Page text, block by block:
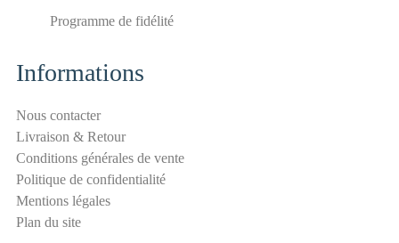
s
a
m
E
-
m
a
Programme de fidélité
Informations
Nous contacter
Livraison & Retour
Conditions générales de vente
Politique de confidentialité
Mentions légales
Plan du site